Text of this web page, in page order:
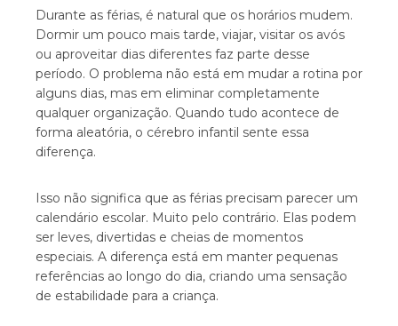
Durante as férias, é natural que os horários mudem.
Dormir um pouco mais tarde, viajar, visitar os avós
ou aproveitar dias diferentes faz parte desse
período. O problema não está em mudar a rotina por
alguns dias, mas em eliminar completamente
qualquer organização. Quando tudo acontece de
forma aleatória, o cérebro infantil sente essa
diferença.
Isso não significa que as férias precisam parecer um
calendário escolar. Muito pelo contrário. Elas podem
ser leves, divertidas e cheias de momentos
especiais. A diferença está em manter pequenas
referências ao longo do dia, criando uma sensação
de estabilidade para a criança.